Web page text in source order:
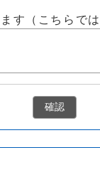
す（こちらで
確認